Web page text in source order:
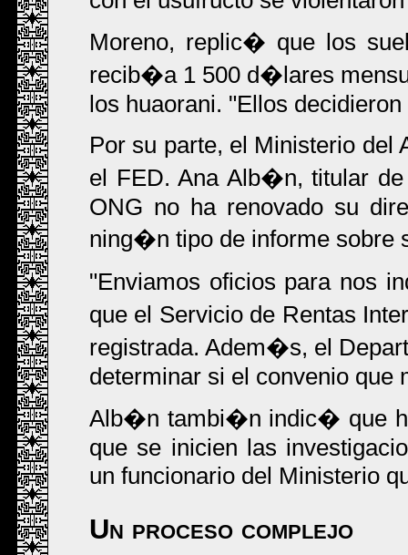
Moreno, replic� que los
recib�a 1 500 d�lares
los huaorani. "Ellos
Por su parte, el Ministerio
el FED. Ana Alb�n, titular
ONG no ha renovado su
ning�n tipo de informe sobre
"Enviamos oficios para nos
que el Servicio de Rentas
registrada. Adem�s, el
determinar si el convenio que
Alb�n tambi�n indic� que
que se inicien las
un funcionario del Ministerio
Un proceso complejo